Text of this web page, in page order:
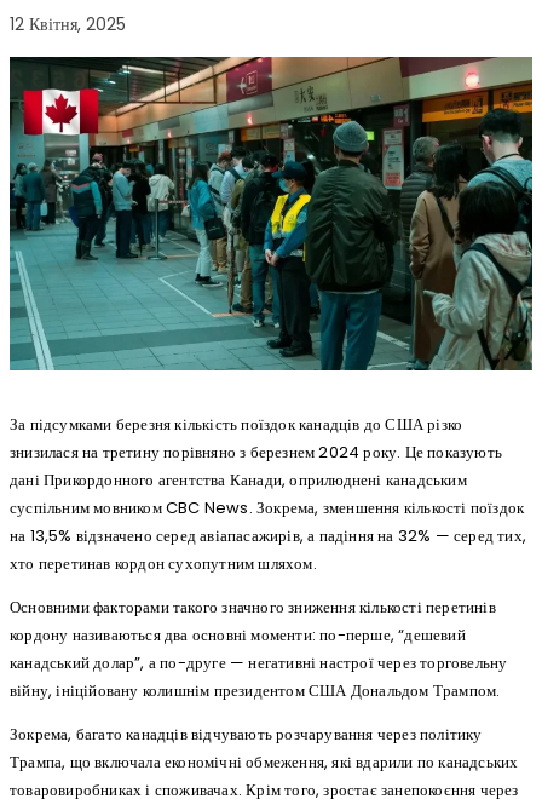
12 Квітня, 2025
За підсумками березня кількість поїздок канадців до США різко
знизилася на третину порівняно з березнем 2024 року. Це показують
дані Прикордонного агентства Канади, оприлюднені канадським
суспільним мовником CBC News. Зокрема, зменшення кількості поїздок
на 13,5% відзначено серед авіапасажирів, а падіння на 32% — серед тих,
хто перетинав кордон сухопутним шляхом.
Основними факторами такого значного зниження кількості перетинів
кордону називаються два основні моменти: по-перше, “дешевий
канадський долар”, а по-друге — негативні настрої через торговельну
війну, ініційовану колишнім президентом США Дональдом Трампом.
Зокрема, багато канадців відчувають розчарування через політику
Трампа, що включала економічні обмеження, які вдарили по канадських
товаровиробниках і споживачах. Крім того, зростає занепокоєння через